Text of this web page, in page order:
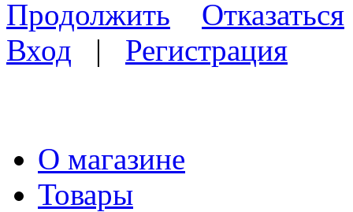
Продолжить
Отказаться
Вход | Регистрация
О магазине
Товары